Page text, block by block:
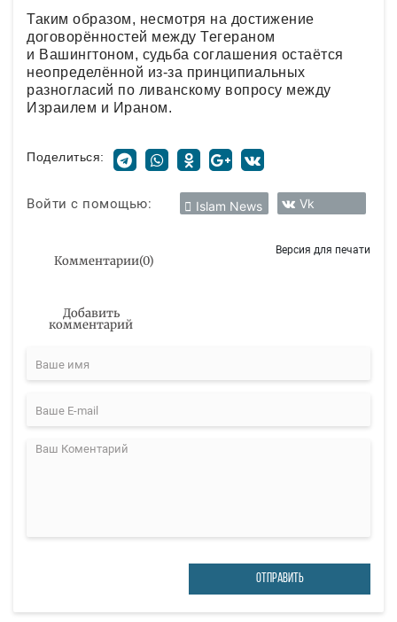
Таким образом, несмотря на достижение
договорённостей между Тегераном
и Вашингтоном, судьба соглашения остаётся
неопределённой из-за принципиальных
разногласий по ливанскому вопросу между
Израилем и Ираном.
Поделиться:
Войти с помощью: Islam News Vk
Комментарии(0)
Версия для печати
Добавить
комментарий
ОТПРАВИТЬ